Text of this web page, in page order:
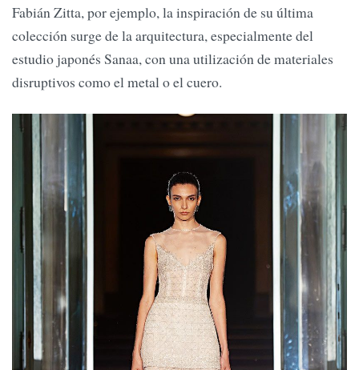
Fabián Zitta, por ejemplo, la inspiración de su última
colección surge de la arquitectura, especialmente del
estudio japonés Sanaa, con una utilización de materiales
disruptivos como el metal o el cuero.